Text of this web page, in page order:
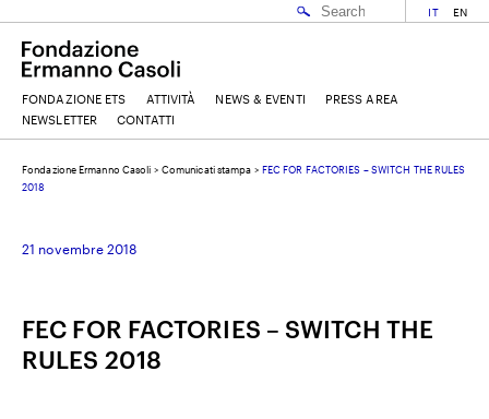
EMAIL
COGNOME
IT EN
FONDAZIONE ETS ATTIVITÀ NEWS & EVENTI
PRESS AREA
NEWSLETTER
CONTATTI
Fondazione Ermanno Casoli > Comunicati stampa > FEC FOR FACTORIES – SWITCH THE RULES
2018
21 novembre 2018
FEC FOR FACTORIES – SWITCH THE
RULES 2018